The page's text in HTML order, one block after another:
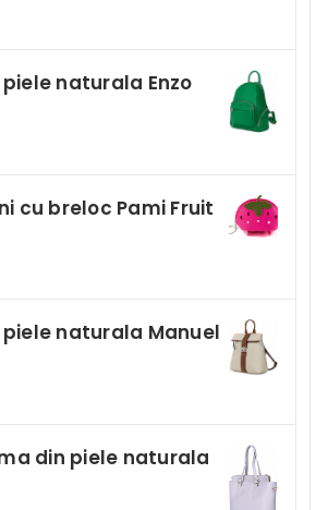
naturala Enzo
cu breloc Pami Fruit
naturala Manuel
din piele naturala